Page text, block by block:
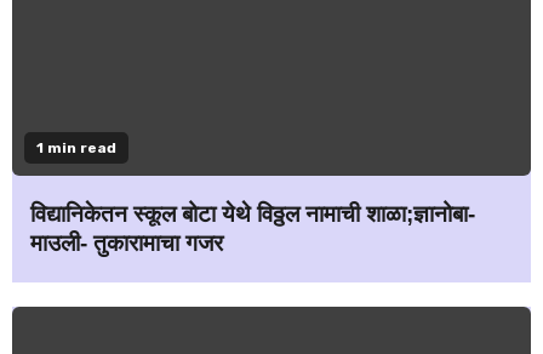
1 min read
विद्यानिकेतन स्कूल बोटा येथे विठ्ठल नामाची शाळा;ज्ञानोबा-
माउली- तुकारामाचा गजर